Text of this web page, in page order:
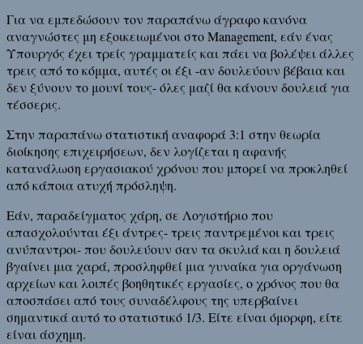
Για να εμπεδώσουν τον παραπάνω άγραφο κανόνα
αναγνώστες μη εξοικειωμένοι στο Management, εάν ένας
Υπουργός έχει τρείς γραμματείς και πάει να βολέψει άλλες
τρεις από το κόμμα, αυτές οι έξι -αν δουλεύουν βέβαια και
δεν ξύνουν το μουvί τους- όλες μαζί θα κάνουν δουλειά για
τέσσερις.
Στην παραπάνω στατιστική αναφορά 3:1 στην θεωρία
διοίκησης επιχειρήσεων, δεν λογίζεται η αφανής
κατανάλωση εργασιακού χρόνου που μπορεί να προκληθεί
από κάποια ατυχή πρόσληψη.
Εάν, παραδείγματος χάρη, σε Λογιστήριο που
απασχολούνται έξι άντρες- τρεις παντρεμένοι και τρεις
ανύπαντροι- που δουλεύουν σαν τα σκυλιά και η δουλειά
βγαίνει μια χαρά, προσληφθεί μια γυναίκα για οργάνωση
αρχείων και λοιπές βοηθητικές εργασίες, ο χρόνος που θα
αποσπάσει από τους συναδέλφους της υπερβαίνει
σημαντικά αυτό το στατιστικό 1/3. Είτε είναι όμορφη, είτε
είναι άσχημη.